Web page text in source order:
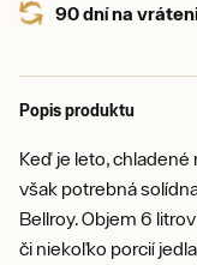
90 dní na
Popis produktu
Keď je leto, chladené
však potrebná
Bellroy. Objem 6
či niekoľko porcií